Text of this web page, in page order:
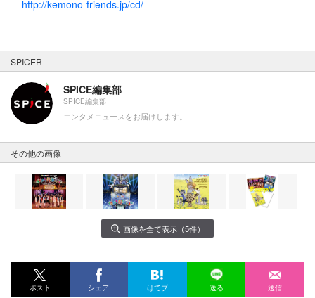
http://kemono-friends.jp/cd/
SPICER
SPICE編集部
SPICE編集部
エンタメニュースをお届けします。
その他の画像
画像を全て表示（5件）
ポスト シェア はてブ 送る 送信